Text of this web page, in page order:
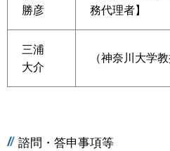
勝彦
務代理者】
三浦
大介
（神奈川大学
諮問・答申事項等